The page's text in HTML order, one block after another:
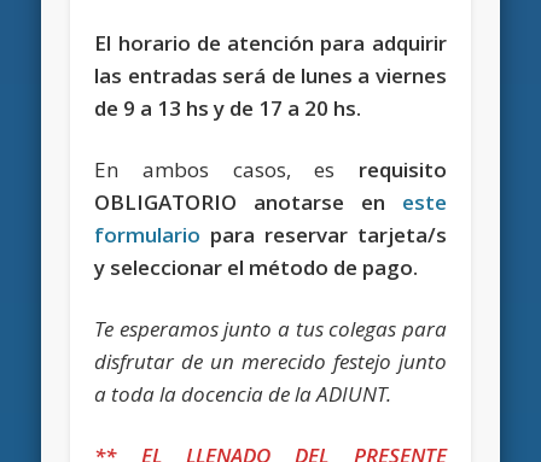
El horario de atención para adquirir
las entradas será de lunes a viernes
de 9 a 13 hs y de 17 a 20 hs.
En ambos casos, es requisito
OBLIGATORIO anotarse en este
formulario para reservar tarjeta/s
y seleccionar el método de pago.
Te esperamos junto a tus colegas para
disfrutar de un merecido festejo junto
a toda la docencia de la ADIUNT.
** EL LLENADO DEL PRESENTE